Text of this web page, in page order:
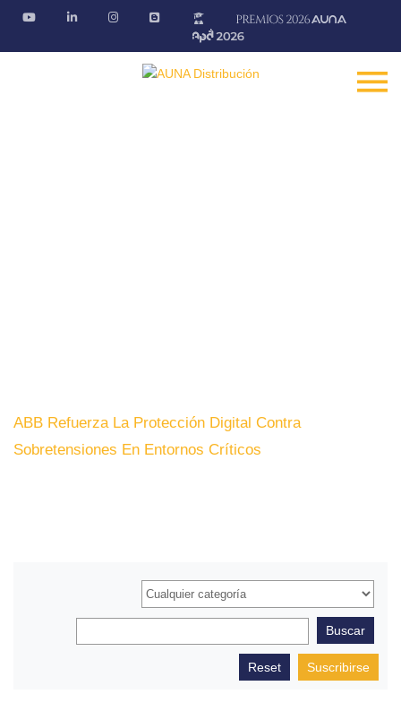
ABB Refuerza La Protección Digital Contra
Sobretensiones En Entornos Críticos
Suscribirse